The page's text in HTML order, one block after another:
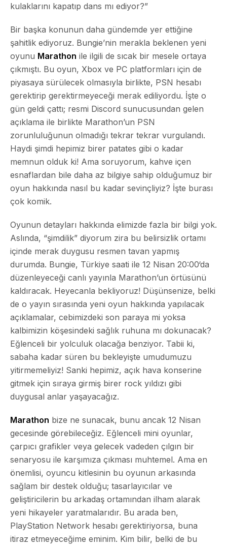
kulaklarını kapatıp dans mı ediyor?”
Bir başka konunun daha gündemde yer ettiğine
şahitlik ediyoruz. Bungie’nin merakla beklenen yeni
oyunu Marathon ile ilgili de sıcak bir mesele ortaya
çıkmıştı. Bu oyun, Xbox ve PC platformları için de
piyasaya sürülecek olmasıyla birlikte, PSN hesabı
gerektirip gerektirmeyeceği merak ediliyordu. İşte o
gün geldi çattı; resmi Discord sunucusundan gelen
açıklama ile birlikte Marathon’un PSN
zorunluluğunun olmadığı tekrar tekrar vurgulandı.
Haydi şimdi hepimiz birer patates gibi o kadar
memnun olduk ki! Ama soruyorum, kahve içen
esnaflardan bile daha az bilgiye sahip olduğumuz bir
oyun hakkında nasıl bu kadar sevinçliyiz? İşte burası
çok komik.
Oyunun detayları hakkında elimizde fazla bir bilgi yok.
Aslında, “şimdilik” diyorum zira bu belirsizlik ortamı
içinde merak duygusu resmen tavan yapmış
durumda. Bungie, Türkiye saati ile 12 Nisan 20:00‘da
düzenleyeceği canlı yayınla Marathon’un örtüsünü
kaldıracak. Heyecanla bekliyoruz! Düşünsenize, belki
de o yayın sırasında yeni oyun hakkında yapılacak
açıklamalar, cebimizdeki son paraya mi yoksa
kalbimizin köşesindeki sağlık ruhuna mı dokunacak?
Eğlenceli bir yolculuk olacağa benziyor. Tabii ki,
sabaha kadar süren bu bekleyişte umudumuzu
yitirmemeliyiz! Sanki hepimiz, açık hava konserine
gitmek için sıraya girmiş birer rock yıldızı gibi
duygusal anlar yaşayacağız.
Marathon bize ne sunacak, bunu ancak 12 Nisan
gecesinde görebileceğiz. Eğlenceli mini oyunlar,
çarpıcı grafikler veya gelecek vadeden çılgın bir
senaryosu ile karşımıza çıkması muhtemel. Ama en
önemlisi, oyuncu kitlesinin bu oyunun arkasında
sağlam bir destek olduğu; tasarlayıcılar ve
geliştiricilerin bu arkadaş ortamından ilham alarak
yeni hikayeler yaratmalarıdır. Bu arada ben,
PlayStation Network hesabı gerektiriyorsa, buna
itiraz etmeyeceğime eminim. Kim bilir, belki de bu